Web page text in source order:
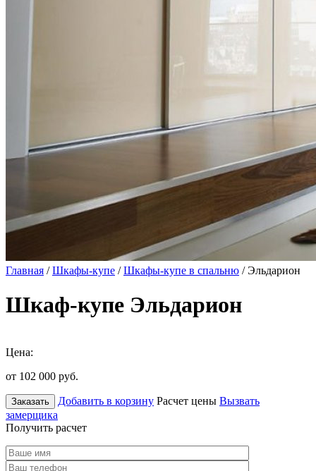
Главная /Шкафы-купе /Шкафы-купе в спальню / Эльдарион
Шкаф-купе Эльдарион
Цена:
от 102 000 руб.
Заказать Добавить в корзину Расчет цены Вызвать
замерщика
Получить расчет